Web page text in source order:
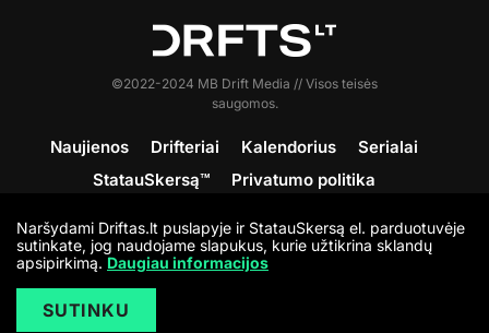
©2022-2024 MB Drift Media // Visos teisės
saugomos.
Naujienos Drifteriai Kalendorius
Serialai
StatauSkersą™
Privatumo politika
Prisijunk
Naršydami Driftas.lt puslapyje ir StatauSkersą el. parduotuvėje
sutinkate, jog naudojame slapukus, kurie užtikrina sklandų
apsipirkimą. Daugiau informacijos
SUTINKU